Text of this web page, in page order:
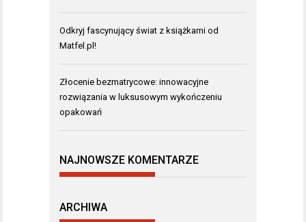
Odkryj fascynujący świat z książkami od
Matfel.pl!
Złocenie bezmatrycowe: innowacyjne
rozwiązania w luksusowym wykończeniu
opakowań
NAJNOWSZE KOMENTARZE
ARCHIWA